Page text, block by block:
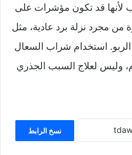
لأنها قد تكون مؤشرات على
مجرد نزلة برد عادية، مثل
الربو. استخدام شراب السعال
وليس لعلاج السبب الجذري
نسخ الرابط